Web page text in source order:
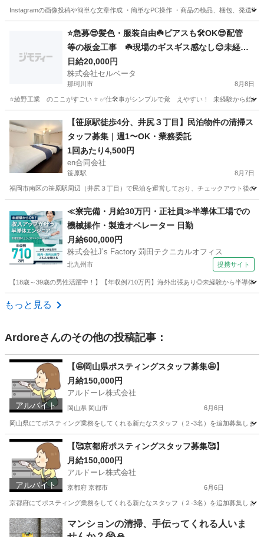
Instagramの画像投稿や簡単な文章作成 ・簡単なPC操作 ・商品の検品、梱包、発送
その他 スタッフ
⭐️急募😎髪色・服装自由☘️ピアスも🛠️OK😎配管
等の板金工事 ☘️現場のギスギス感なし😊未経験
大歓迎🔰面白い仲間ばかりのシンプル作業⭐️
日給20,000円
株式会社セルベータ
那珂川市 8月8日
⭐綾野工業 のここがすごい ⭐ ✅仕🛠️事がシンプルで覚 えやすい！ 未経験から始
軽作業 社長
【笹原駅徒歩4分、井尻３丁目】民泊物件の清掃ス
タッフ募集｜週1〜OK・業務委託
1回あたり4,500円
en合同会社
笹原駅 8月7日
福岡市南区の笹原駅周辺（井尻３丁目）で民泊を運営しており、チェックアウト後の
笹原駅 清掃 スタッフ
≪寮完備・月給30万円・正社員≫半導体工場での
機械操作・製造オペレーター 日勤
月給600,000円
株式会社J’s Factory 苅田テクニカルオフィス
北九州市 提携サイト
【18歳～39歳の男性活躍中！】【年収例710万円】海外出張あり◎未経験から半導体
福岡 北九州市
もっと見る
Ardoreさんのその他の投稿記事：
アルバイト
【🤩岡山県ポスティングスタッフ募集🤩】
月給150,000円
アルドーレ株式会社
岡山県 岡山市 6月6日
岡山県にてポスティング業務をしてくれる新たなスタッフ（２-3名）を追加募集しま
岡山 岡山市 軽作業 スタッフ
アルバイト
【🥰京都府ポスティングスタッフ募集🥰】
月給150,000円
アルドーレ株式会社
京都府 京都市 6月6日
京都府にてポスティング業務をしてくれる新たなスタッフ（２-3名）を追加募集しま
京都 京都市 ポスティング スタッフ
マンションの清掃、手伝ってくれる人いま